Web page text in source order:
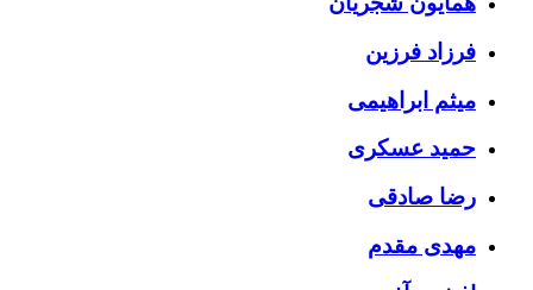
فرزاد فرزین
میثم ابراهیمی
حمید عسکری
رضا صادقی
مهدی مقدم